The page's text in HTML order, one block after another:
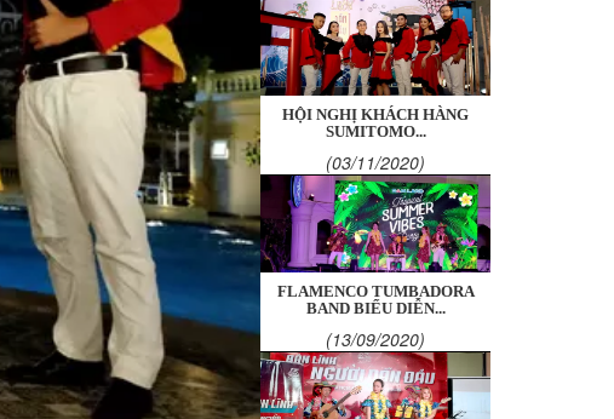
HỘI NGHỊ KHÁCH HÀNG
SUMITOMO...
(03/11/2020)
FLAMENCO TUMBADORA
BAND BIỂU DIỄN...
(13/09/2020)